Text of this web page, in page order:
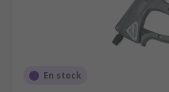
En stock